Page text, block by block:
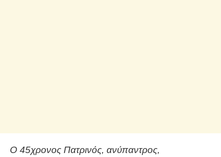
Ο 45χρονος Πατρινός, ανύπαντρος,